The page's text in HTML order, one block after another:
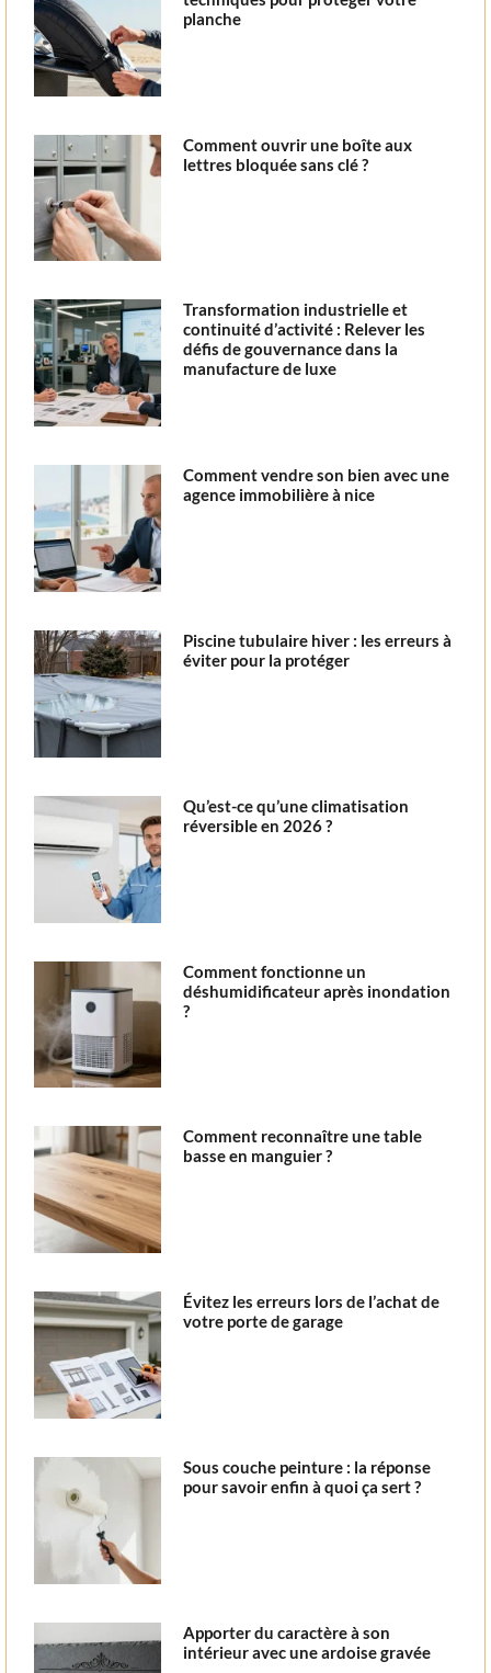
planche
Comment ouvrir une boîte aux
lettres bloquée sans clé ?
Transformation industrielle et
continuité d’activité : Relever les
défis de gouvernance dans la
manufacture de luxe
Comment vendre son bien avec une
agence immobilière à nice
Piscine tubulaire hiver : les erreurs à
éviter pour la protéger
Qu’est-ce qu’une climatisation
réversible en 2026 ?
Comment fonctionne un
déshumidificateur après inondation
?
Comment reconnaître une table
basse en manguier ?
Évitez les erreurs lors de l’achat de
votre porte de garage
Sous couche peinture : la réponse
pour savoir enfin à quoi ça sert ?
Apporter du caractère à son
intérieur avec une ardoise gravée